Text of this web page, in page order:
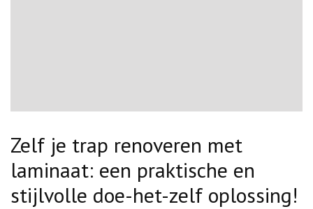
Zelf je trap renoveren met
laminaat: een praktische en
stijlvolle doe-het-zelf oplossing!